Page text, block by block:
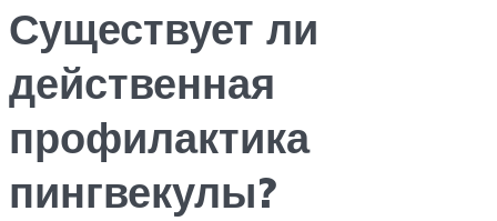
Существует ли
действенная
профилактика
пингвекулы?